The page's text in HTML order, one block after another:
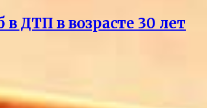
ДТП в возрасте 30 лет